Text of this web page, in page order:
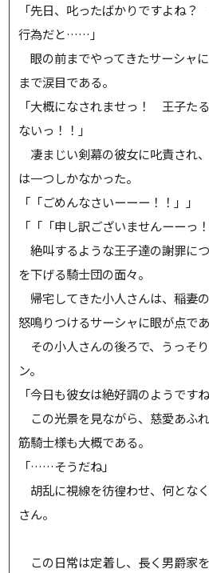
「先日、叱ったばかりですよね
行為だと……」
眼の前までやってきたサーシャ
まで涙目である。
「大概になされませっ！ 王子た
ないっ！！」
凄まじい剣幕の彼女に叱責され
は一つしかなかった。
「「ごめんなさいーーー！！」」
「「「申し訳ございませんーーっ
絶叫するような王子達の謝罪に
を下げる騎士団の面々。
帰宅してきた小人さんは、稲妻
怒鳴りつけるサーシャに眼が点であ
その小人さんの後ろで、うっそ
ン。
「今日も彼女は絶好調のようですね
この光景を見ながら、慈愛あふ
筋騎士様も大概である。
「……そうだね」
胡乱に視線を彷徨わせ、何とな
さん。
この日常は定着し、長く男爵家